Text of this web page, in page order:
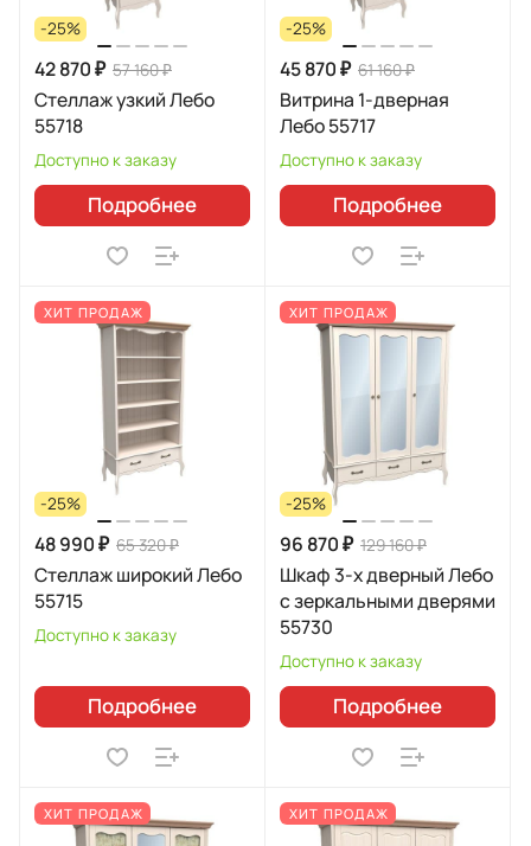
-25%
42 870 ₽ 57 160 ₽
Стеллаж узкий Лебо
55718
Доступно к заказу
Подробнее
-25%
45 870 ₽ 61 160 ₽
Витрина 1-дверная
Лебо 55717
Доступно к заказу
Подробнее
ХИТ ПРОДАЖ
-25%
48 990 ₽ 65 320 ₽
Стеллаж широкий Лебо
55715
Доступно к заказу
Подробнее
ХИТ ПРОДАЖ
-25%
96 870 ₽ 129 160 ₽
Шкаф 3-х дверный Лебо
с зеркальными дверями
55730
Доступно к заказу
Подробнее
ХИТ ПРОДАЖ ХИТ ПРОДАЖ